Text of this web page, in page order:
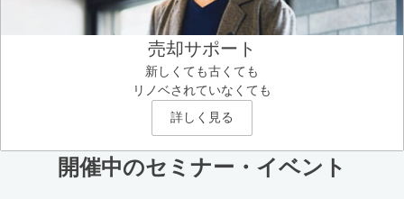
売却サポート
新しくても古くても
リノベされていなくても
詳しく見る
開催中のセミナー・イベント